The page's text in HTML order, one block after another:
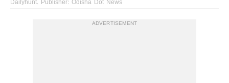
Dailyhunt. Publisher: Odisha Dot News
ADVERTISEMENT